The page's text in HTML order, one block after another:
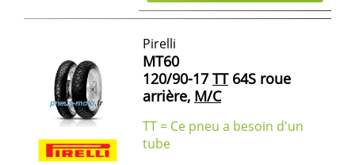
Pirelli
MT60
120/90-17 TT64S roue
arrière, M/C
TT = Ce pneu a besoin d'un
tube